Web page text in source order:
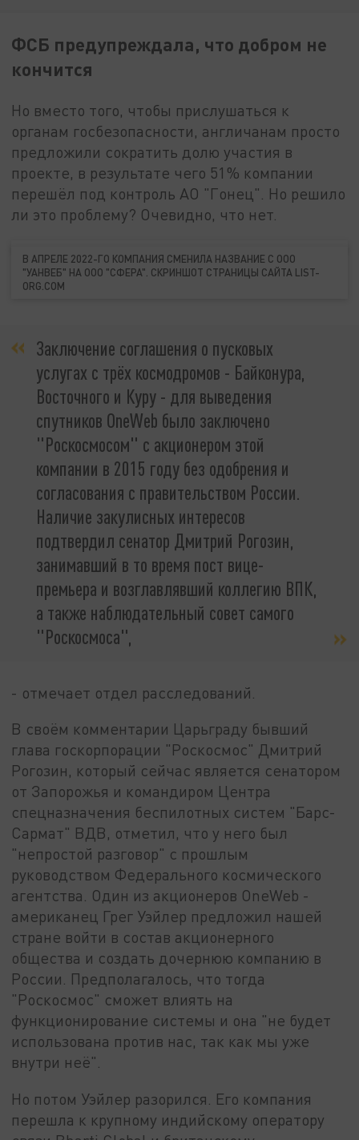
ФСБ предупреждала, что добром не
кончится
Но вместо того, чтобы прислушаться к
органам госбезопасности, англичанам просто
предложили сократить долю участия в
проекте, в результате чего 51% компании
перешёл под контроль АО "Гонец". Но решило
ли это проблему? Очевидно, что нет.
В АПРЕЛЕ 2022-ГО КОМПАНИЯ СМЕНИЛА НАЗВАНИЕ С ООО
"УАНВЕБ" НА ООО "СФЕРА". СКРИНШОТ СТРАНИЦЫ САЙТА LIST-
ORG.COM
Заключение соглашения о пусковых
услугах с трёх космодромов - Байконура,
Восточного и Куру - для выведения
спутников OneWeb было заключено
"Роскосмосом" с акционером этой
компании в 2015 году без одобрения и
согласования с правительством России.
Наличие закулисных интересов
подтвердил сенатор Дмитрий Рогозин,
занимавший в то время пост вице-
премьера и возглавлявший коллегию ВПК,
а также наблюдательный совет самого
"Роскосмоса",
- отмечает отдел расследований.
В своём комментарии Царьграду бывший
глава госкорпорации "Роскосмос" Дмитрий
Рогозин, который сейчас является сенатором
от Запорожья и командиром Центра
спецназначения беспилотных систем "Барс-
Сармат" ВДВ, отметил, что у него был
"непростой разговор" с прошлым
руководством Федерального космического
агентства. Один из акционеров OneWeb -
американец Грег Уэйлер предложил нашей
стране войти в состав акционерного
общества и создать дочернюю компанию в
России. Предполагалось, что тогда
"Роскосмос" сможет влиять на
функционирование системы и она "не будет
использована против нас, так как мы уже
внутри неё".
Но потом Уэйлер разорился. Его компания
перешла к крупному индийскому оператору